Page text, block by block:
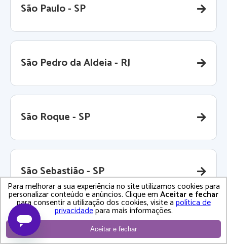
São Paulo - SP
São Pedro da Aldeia - RJ
São Roque - SP
São Sebastião - SP
São Vicente - SP
Para melhorar a sua experiência no site utilizamos cookies para
personalizar conteúdo e anúncios. Clique emAceitar e fechar
para consentir a utilização dos cookies, visite apolítica de
privacidadepara mais informações.
Aceitar e fechar